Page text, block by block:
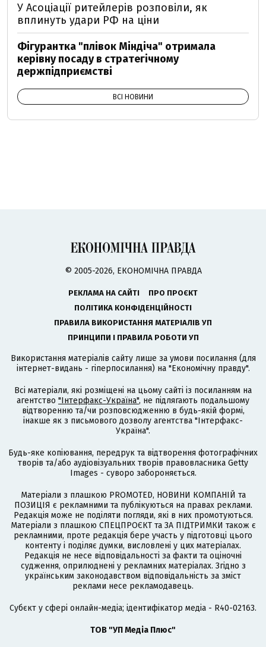
У Асоціації ритейлерів розповіли, як
вплинуть удари РФ на ціни
Фігурантка "плівок Міндіча" отримала
керівну посаду в стратегічному
держпідприємстві
ВСІ НОВИНИ
© 2005-2026, ЕКОНОМІЧНА ПРАВДА
РЕКЛАМА НА САЙТІ
ПРО ПРОЄКТ
ПОЛІТИКА КОНФІДЕНЦІЙНОСТІ
ПРАВИЛА ВИКОРИСТАННЯ МАТЕРІАЛІВ УП
ПРИНЦИПИ І ПРАВИЛА РОБОТИ УП
Використання матеріалів сайту лише за умови посилання (для
інтернет-видань - гіперпосилання) на "Економічну правду".
Всі матеріали, які розміщені на цьому сайті із посиланням на
агентство "Інтерфакс-Україна", не підлягають подальшому
відтворенню та/чи розповсюдженню в будь-якій формі,
інакше як з письмового дозволу агентства "Інтерфакс-
Україна".
Будь-яке копіювання, передрук та відтворення фотографічних
творів та/або аудіовізуальних творів правовласника Getty
Images - суворо забороняється.
Матеріали з плашкою PROMOTED, НОВИНИ КОМПАНІЙ та
ПОЗИЦІЯ є рекламними та публікуються на правах реклами.
Редакція може не поділяти погляди, які в них промотуються.
Матеріали з плашкою СПЕЦПРОЄКТ та ЗА ПІДТРИМКИ також є
рекламними, проте редакція бере участь у підготовці цього
контенту і поділяє думки, висловлені у цих матеріалах.
Редакція не несе відповідальності за факти та оціночні
судження, оприлюднені у рекламних матеріалах. Згідно з
українським законодавством відповідальність за зміст
реклами несе рекламодавець.
Cубєкт у сфері онлайн-медіа; ідентифікатор медіа - R40-02163.
ТОВ "УП Медіа Плюс"